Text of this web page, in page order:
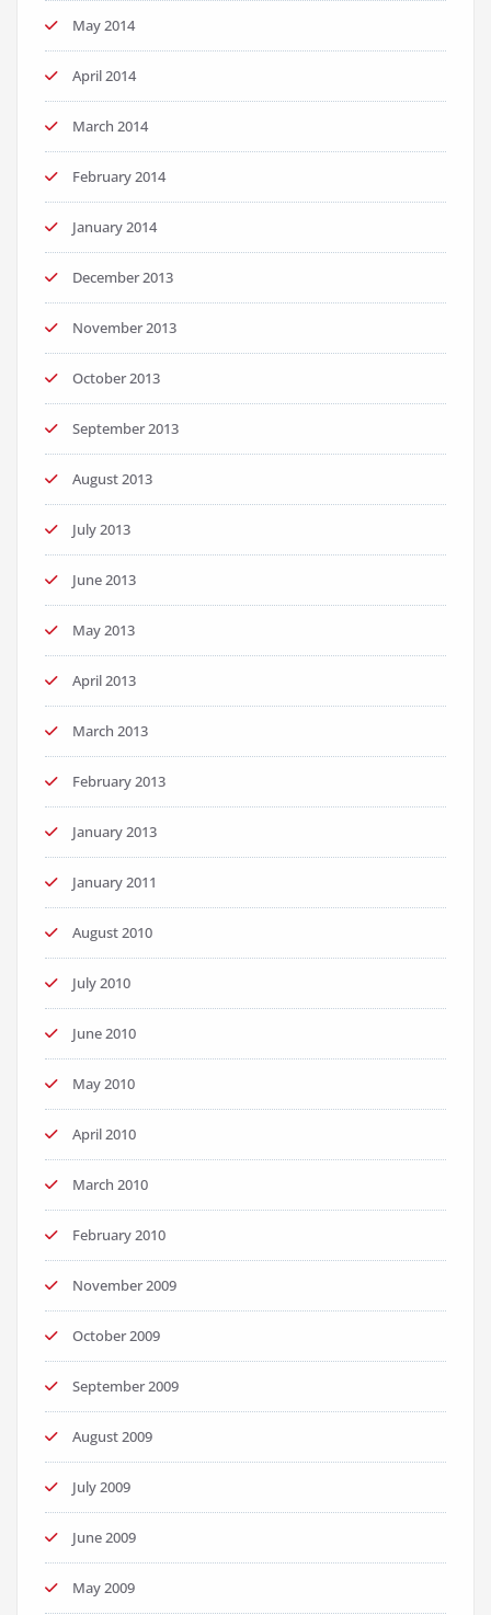
May 2014
April 2014
March 2014
February 2014
January 2014
December 2013
November 2013
October 2013
September 2013
August 2013
July 2013
June 2013
May 2013
April 2013
March 2013
February 2013
January 2013
January 2011
August 2010
July 2010
June 2010
May 2010
April 2010
March 2010
February 2010
November 2009
October 2009
September 2009
August 2009
July 2009
June 2009
May 2009